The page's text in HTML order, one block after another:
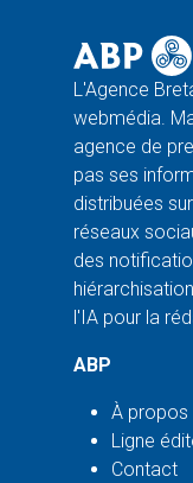
L'Agence
webmédia.
agence de
pas ses
distribuées
réseaux
des
l'IA pour la
ABP
À propos
Ligne
Contact